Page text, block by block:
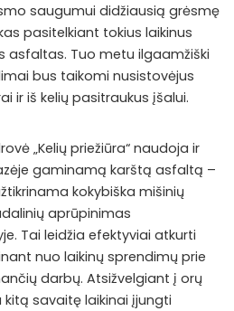
saugumui didžiausią grėsmę
pasitelkiant tokius laikinus
asfaltas. Tuo metu ilgaamžiški
bus taikomi nusistovėjus
ir iš kelių pasitraukus įšalui.
„Kelių priežiūra“ naudoja ir
gaminamą karštą asfaltą –
kokybiška mišinių
aprūpinimas
Tai leidžia efektyviai atkurti
nuo laikinų sprendimų prie
darbų. Atsižvelgiant į orų
savaitę laikinai įjungti